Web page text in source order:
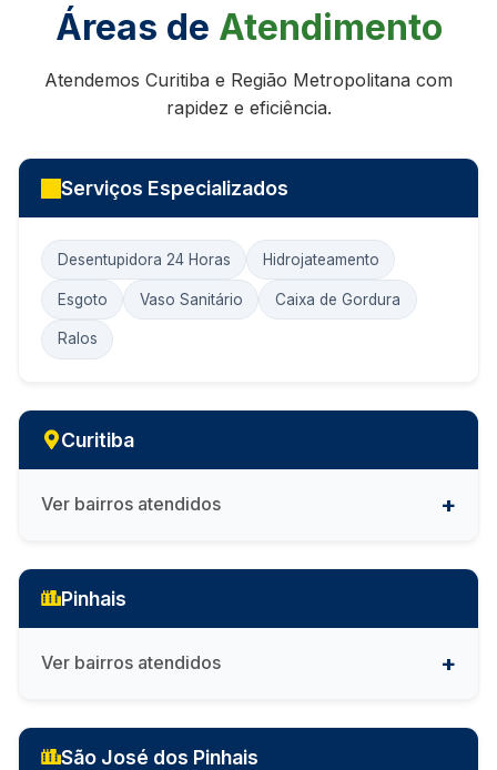
Áreas de Atendimento
Atendemos Curitiba e Região Metropolitana com
rapidez e eficiência.
Serviços Especializados
Desentupidora 24 Horas Hidrojateamento
Esgoto Vaso Sanitário Caixa de Gordura
Ralos
Curitiba
Ver bairros atendidos
Pinhais
Ver bairros atendidos
São José dos Pinhais